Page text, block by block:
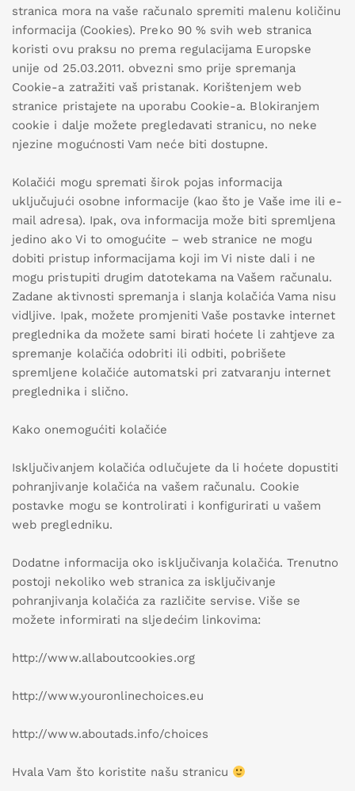
stranica mora na vaše računalo spremiti malenu količinu
informacija (Cookies). Preko 90 % svih web stranica
koristi ovu praksu no prema regulacijama Europske
unije od 25.03.2011. obvezni smo prije spremanja
Cookie-a zatražiti vaš pristanak. Korištenjem web
stranice pristajete na uporabu Cookie-a. Blokiranjem
cookie i dalje možete pregledavati stranicu, no neke
njezine mogućnosti Vam neće biti dostupne.
Kolačići mogu spremati širok pojas informacija
uključujući osobne informacije (kao što je Vaše ime ili e-
mail adresa). Ipak, ova informacija može biti spremljena
jedino ako Vi to omogućite – web stranice ne mogu
dobiti pristup informacijama koji im Vi niste dali i ne
mogu pristupiti drugim datotekama na Vašem računalu.
Zadane aktivnosti spremanja i slanja kolačića Vama nisu
vidljive. Ipak, možete promjeniti Vaše postavke internet
preglednika da možete sami birati hoćete li zahtjeve za
spremanje kolačića odobriti ili odbiti, pobrišete
spremljene kolačiće automatski pri zatvaranju internet
preglednika i slično.
Kako onemogućiti kolačiće
Isključivanjem kolačića odlučujete da li hoćete dopustiti
pohranjivanje kolačića na vašem računalu. Cookie
postavke mogu se kontrolirati i konfigurirati u vašem
web pregledniku.
Dodatne informacija oko isključivanja kolačića. Trenutno
postoji nekoliko web stranica za isključivanje
pohranjivanja kolačića za različite servise. Više se
možete informirati na sljedećim linkovima:
http://www.allaboutcookies.org
http://www.youronlinechoices.eu
http://www.aboutads.info/choices
Hvala Vam što koristite našu stranicu